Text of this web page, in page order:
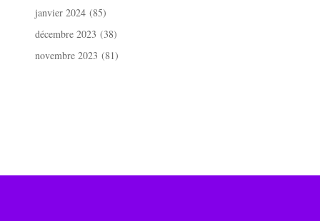
janvier 2024 (85)
décembre 2023 (38)
novembre 2023 (81)